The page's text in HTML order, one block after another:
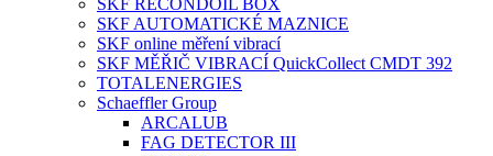
SKF RECONDOIL BOX
SKF AUTOMATICKÉ MAZNICE
SKF online měření vibrací
SKF MĚŘIČ VIBRACÍ QuickCollect CMDT 392
TOTALENERGIES
Schaeffler Group
ARCALUB
FAG DETECTOR III